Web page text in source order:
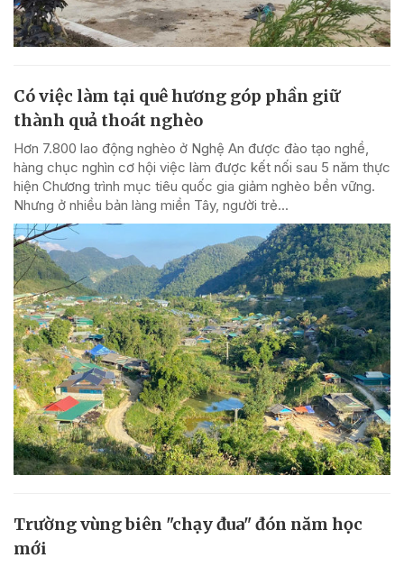
Có việc làm tại quê hương góp phần giữ
thành quả thoát nghèo
Hơn 7.800 lao động nghèo ở Nghệ An được đào tạo nghề,
hàng chục nghìn cơ hội việc làm được kết nối sau 5 năm thực
hiện Chương trình mục tiêu quốc gia giảm nghèo bền vững.
Nhưng ở nhiều bản làng miền Tây, người trẻ...
Trường vùng biên "chạy đua" đón năm học
mới